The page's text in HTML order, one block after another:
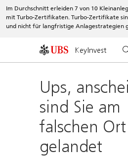
Im Durchschnitt erleiden 7 von 10
mit Turbo-Zertifikaten. Turbo-Zertifikate
und nicht für langfristige Anlagestrategien
KeyInvest
Ups,
sind Sie am
falschen Ort
gelandet